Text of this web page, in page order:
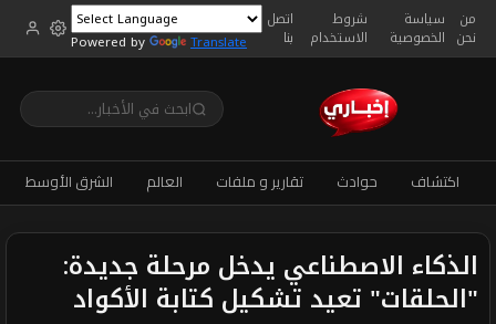
من
نحن
سياسة
الخصوصية
شروط
الاستخدام
اتصل
بنا Powered by Translate
اكتشاف حوادث تقارير و ملفات العالم الشرق الأوسط
الذكاء الاصطناعي يدخل مرحلة جديدة:
"الحلقات" تعيد تشكيل كتابة الأكواد